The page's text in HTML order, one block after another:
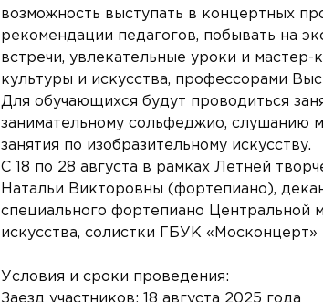
возможность выступать в концертных
рекомендации педагогов, побывать на
встречи, увлекательные уроки и
культуры и искусства, профессорами
Для обучающихся будут проводиться
занимательному сольфеджио, слушанию
занятия по изобразительному искусству.
С 18 по 28 августа в рамках Летней
Натальи Викторовны (фортепиано),
специального фортепиано Центральной
искусства, солистки ГБУК «Москонцерт»
Условия и сроки проведения:
Заезд участников: 18 августа 2025 года